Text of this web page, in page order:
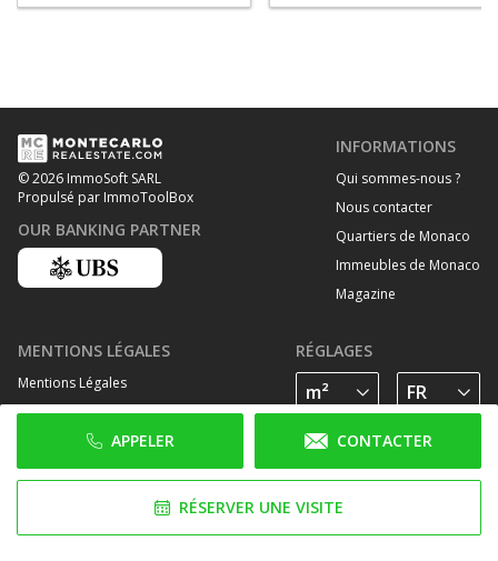
APPELER CONTACTER
RÉSERVER UNE VISITE
© 2026 ImmoSoft SARL
Propulsé par ImmoToolBox
OUR BANKING PARTNER
INFORMATIONS
Qui sommes-nous ?
Nous contacter
Quartiers de Monaco
Immeubles de Monaco
Magazine
MENTIONS LÉGALES
Mentions Légales
Traitement des données personelles
Politique de cookies
RÉGLAGES
SUIVEZ-NOUS SUR